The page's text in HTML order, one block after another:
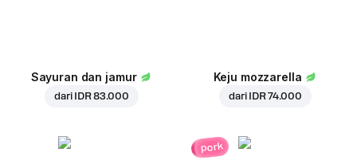
Sayuran dan jamur
dari IDR 83.000
Keju mozzarella
dari IDR 74.000
pork